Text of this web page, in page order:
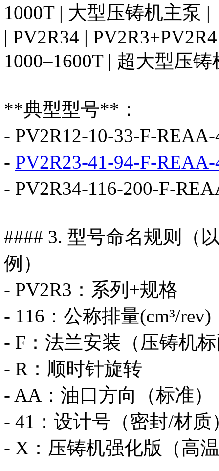
1000T | 大型压铸机主泵 |
| PV2R34 |
1000–1600T | 超大型压
**典型型号**：
- PV2R12-10-33-F-
- PV2R23-41-94-F-REAA-
- PV2R34-116-200-F-
#### 3. 型号命名规则（
例）
- PV2R3：系列+规格
- 116：公称排量(cm³/rev)
- F：法兰安装（压铸机
- R：顺时针旋转
- AA：油口方向（标准）
- 41：设计号（密封/材质
- X：压铸机强化版（高